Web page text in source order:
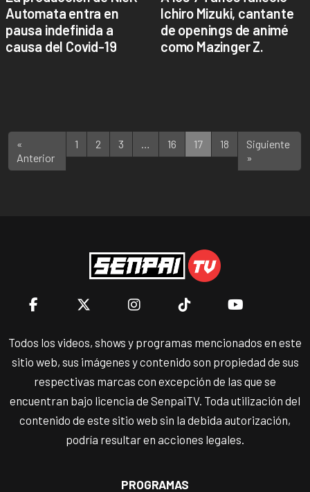
Automata entra en
pausa indefinida a
causa del Covid-19
Ichiro Mizuki, cantante
de openings de animé
como Mazinger Z.
«
Anterior
1 2 3 … 16 17 18
Siguiente
»
Todos los videos, shows y programas mencionados en este
sitio web, sus imágenes y contenido son propiedad de sus
respectivas marcas con excepción de las que se
encuentran bajo licencia de SenpaiTV. Toda utilización del
contenido de este sitio web sin la debida autorización,
podría resultar en acciones legales.
PROGRAMAS